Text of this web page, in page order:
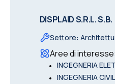
DISPLAID S.R.L. S.B.
Settore:
Aree di interesse:
• INGEGNERIA
• INGEGNERIA